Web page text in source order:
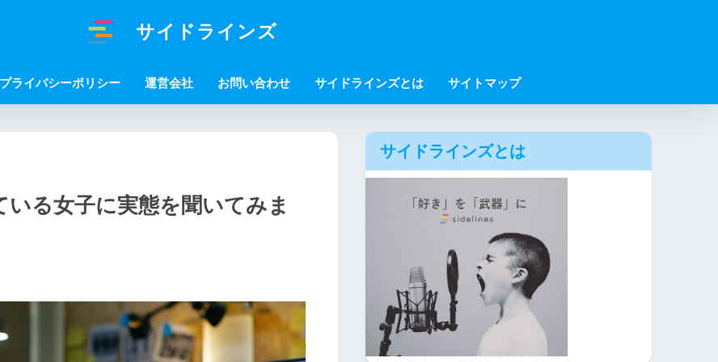
サイドラインズ
プライバシーポリシー 運営会社 お問い合わせ サイドラインズとは サイトマップ
る女子に実態を聞いてみま
サイドラインズとは